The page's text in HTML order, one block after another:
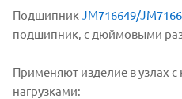
Подшипник JM716649/
подшипник, с дюймовыми
Применяют изделие в узлах
нагрузками: